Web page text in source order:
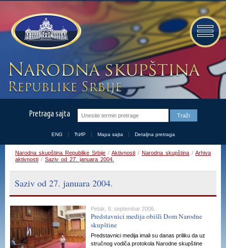
Pretraga sajta
ENG ЋИР Mapa sajta Detaljna pretraga
Narodna skupština Republike Srbije / Aktivnosti / Narodna skupština / Arhiva
aktivnosti / Saziv od 27. januara 2004.
Saziv od 27. januara 2004.
Petak, 8. septembar 2006.
Predstavnici medija obišli Dom Narodne
skupštine
Predstavnici medija imali su danas priliku da uz
stručnog vodiča protokola Narodne skupštine